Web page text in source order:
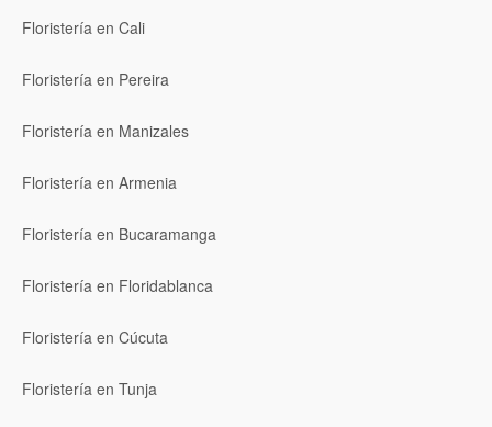
Floristería en Cali
Floristería en Pereira
Floristería en Manizales
Floristería en Armenia
Floristería en Bucaramanga
Floristería en Floridablanca
Floristería en Cúcuta
Floristería en Tunja